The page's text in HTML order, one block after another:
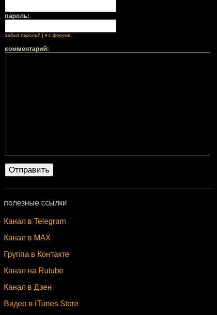
пароль:
забыл пароль? я с форума
комментарий:
полезные ссылки
Канал в Telegram
Канал в MAX
Группа в Контакте
Канал на Rutube
Канал в Дзен
Видео в iTunes Store